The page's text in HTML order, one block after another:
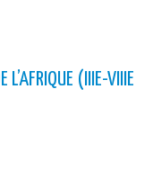
L’AFRIQUE (IIIE-VIIIE